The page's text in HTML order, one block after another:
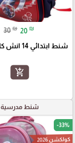
30 ₪ 20 ₪
شنط ابتدائي 14 انش كابتن افنجر
add_shopping_cart
شنط مدرسية
-33%
كولكشن 2026